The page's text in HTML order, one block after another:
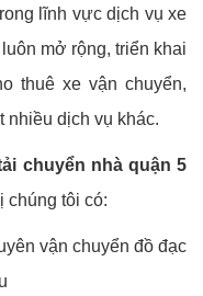
lĩnh vực dịch vụ xe
mở rộng, triển khai
thuê xe vận chuyển,
dịch vụ khác.
chuyển nhà quận 5
chúng tôi có:
vận chuyển đồ đạc